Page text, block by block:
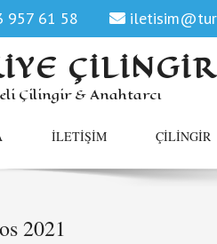
957 61 58
Çilingir & Anahtarcı
İLETIŞIM ÇILINGIR
2021